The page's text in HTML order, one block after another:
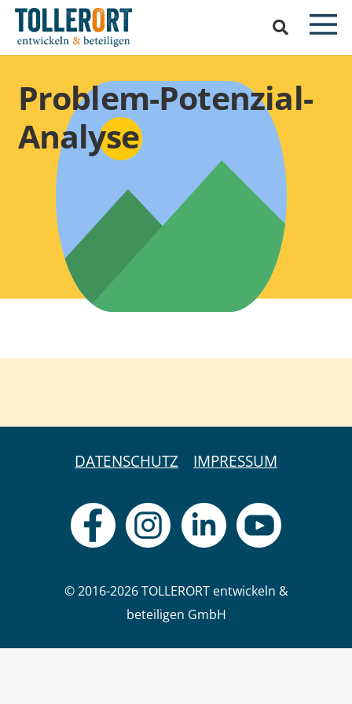
Problem-Potenzial-
Analyse
DATENSCHUTZ IMPRESSUM
© 2016-2026 TOLLERORT entwickeln &
beteiligen GmbH